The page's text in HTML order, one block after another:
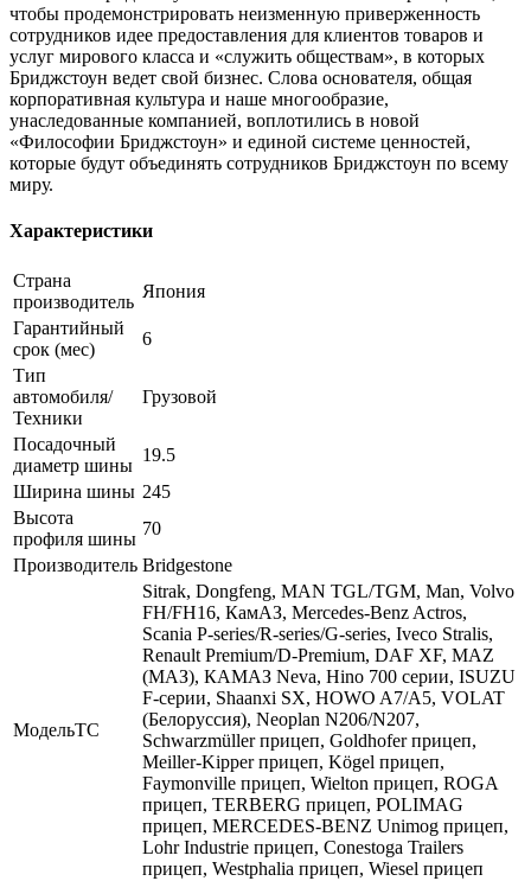
чтобы продемонстрировать неизменную приверженность
сотрудников идее предоставления для клиентов товаров и
услуг мирового класса и «служить обществам», в которых
Бриджстоун ведет свой бизнес. Слова основателя, общая
корпоративная культура и наше многообразие,
унаследованные компанией, воплотились в новой
«Философии Бриджстоун» и единой системе ценностей,
которые будут объединять сотрудников Бриджстоун по всему
миру.
Характеристики
Страна
производитель
Япония
Гарантийный
срок (мес)
6
Тип
автомобиля/
Техники
Грузовой
Посадочный
диаметр шины
19.5
Ширина шины 245
Высота
профиля шины
70
Производитель Bridgestone
МодельТС
Sitrak, Dongfeng, MAN TGL/TGM, Man, Volvo
FH/FH16, КамАЗ, Mercedes-Benz Actros,
Scania P-series/R-series/G-series, Iveco Stralis,
Renault Premium/D-Premium, DAF XF, MAZ
(МАЗ), КАМАЗ Neva, Hino 700 серии, ISUZU
F-серии, Shaanxi SX, HOWO A7/A5, VOLAT
(Белоруссия), Neoplan N206/N207,
Schwarzmüller прицеп, Goldhofer прицеп,
Meiller-Kipper прицеп, Kögel прицеп,
Faymonville прицеп, Wielton прицеп, ROGA
прицеп, TERBERG прицеп, POLIMAG
прицеп, MERCEDES-BENZ Unimog прицеп,
Lohr Industrie прицеп, Conestoga Trailers
прицеп, Westphalia прицеп, Wiesel прицеп